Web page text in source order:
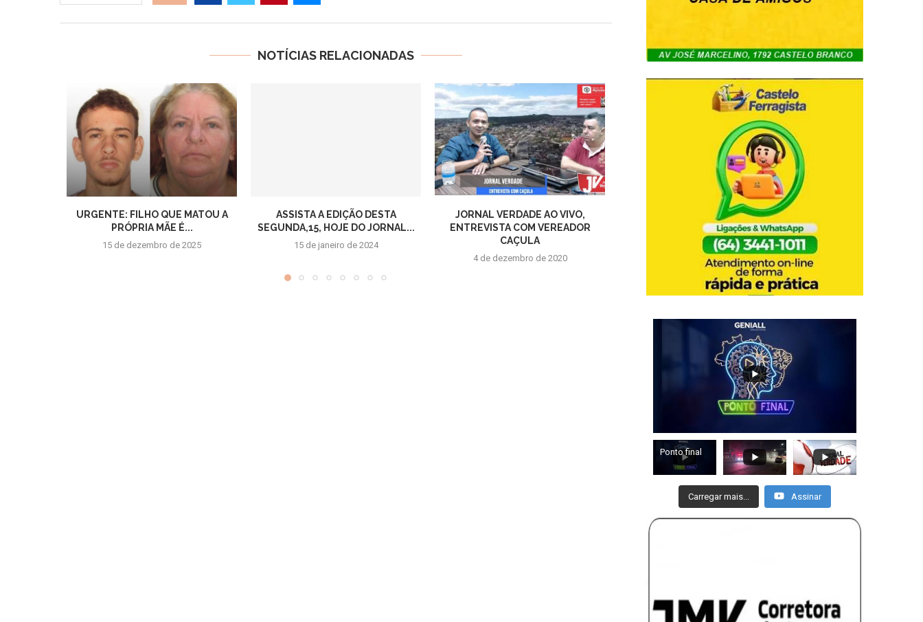
NOTÍCIAS RELACIONADAS
URGENTE: FILHO QUE MATOU A
PRÓPRIA MÃE É...
15 de dezembro de 2025
ASSISTA A EDIÇÃO DESTA
SEGUNDA,15, HOJE DO JORNAL...
15 de janeiro de 2024
JORNAL VERDADE AO VIVO,
ENTREVISTA COM VEREADOR
CAÇULA
4 de dezembro de 2020
JORNAL VERDADE – MANCHETES !!!
CRIANÇA DE 8...
30 de novembro de 2020
Ponto final
Carregar mais... Assinar